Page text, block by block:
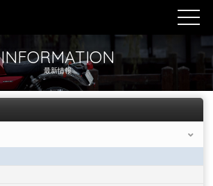
INFORMATION
最新情報